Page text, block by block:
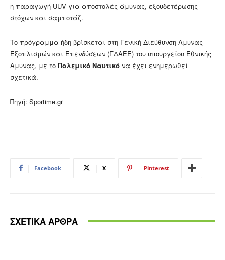
η παραγωγή UUV για αποστολές άμυνας, εξουδετέρωσης
στόχων και σαμποτάζ.
Το πρόγραμμα ήδη βρίσκεται στη Γενική Διεύθυνση Αμυνας
Εξοπλισμών και Επενδύσεων (ΓΔΑΕΕ) του υπουργείου Εθνικής
Αμυνας, με το Πολεμικό Ναυτικό να έχει ενημερωθεί
σχετικά.
Πηγή: Sportime.gr
Facebook X Pinterest
ΣΧΕΤΙΚΑ ΑΡΘΡΑ